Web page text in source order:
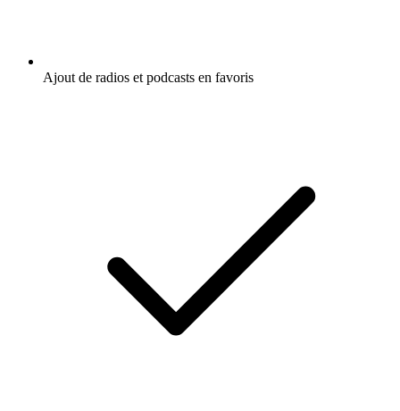
Ajout de radios et podcasts en favoris